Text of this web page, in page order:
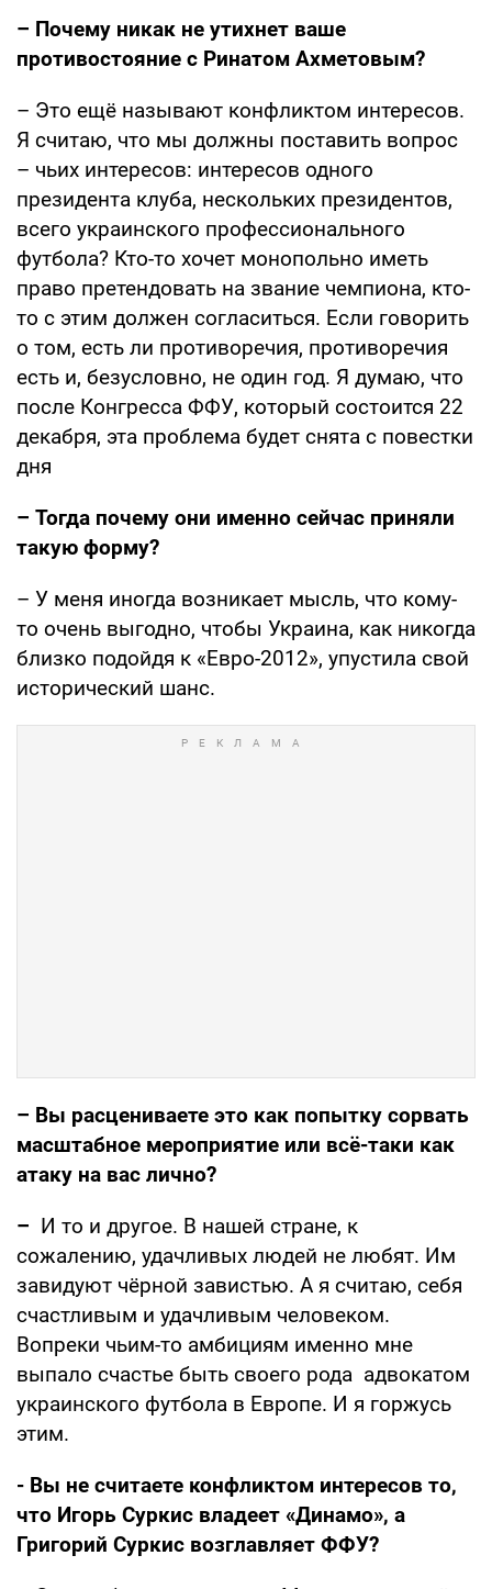
– Почему никак не утихнет ваше
противостояние с Ринатом Ахметовым?
– Это ещё называют конфликтом интересов.
Я считаю, что мы должны поставить вопрос
– чьих интересов: интересов одного
президента клуба, нескольких президентов,
всего украинского профессионального
футбола? Кто-то хочет монопольно иметь
право претендовать на звание чемпиона, кто-
то с этим должен согласиться. Если говорить
о том, есть ли противоречия, противоречия
есть и, безусловно, не один год. Я думаю, что
после Конгресса ФФУ, который состоится 22
декабря, эта проблема будет снята с повестки
дня
– Тогда почему они именно сейчас приняли
такую форму?
– У меня иногда возникает мысль, что кому-
то очень выгодно, чтобы Украина, как никогда
близко подойдя к «Евро-2012», упустила свой
исторический шанс.
– Вы расцениваете это как попытку сорвать
масштабное мероприятие или всё-таки как
атаку на вас лично?
– И то и другое. В нашей стране, к
сожалению, удачливых людей не любят. Им
завидуют чёрной завистью. А я считаю, себя
счастливым и удачливым человеком.
Вопреки чьим-то амбициям именно мне
выпало счастье быть своего рода адвокатом
украинского футбола в Европе. И я горжусь
этим.
- Вы не считаете конфликтом интересов то,
что Игорь Суркис владеет «Динамо», а
Григорий Суркис возглавляет ФФУ?